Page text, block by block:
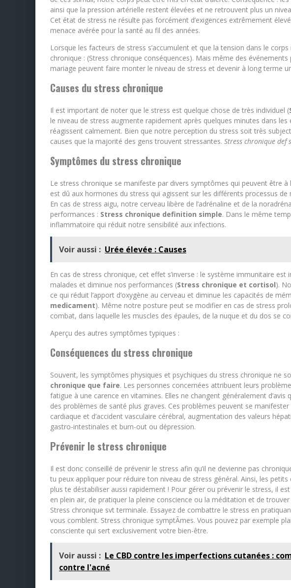
ainsi que la pression artérielle restent élevées et ne retrouvent plus un
Cet état de stress ne résulte pas forcément d’exigences extrêmement
menace avérée pour la santé au fil des années.
Lorsque les facteurs de stress s’accumulent et que la tension dans le
chronique : (Stress chronique conséquences). Mais même des événements
mariage peuvent faire monter le niveau de stress et devenir à long terme
Causes du stress chronique
Il est important de noter que le stress est quelque chose de très individuel (
le niveau de stress augmente rapidement après quelques minutes dans les
réagissent calmement. Bien que notre perception du stress soit très
causes que la majorité des gens trouvent stressantes. Stress chronique def
Symptômes du stress chronique
Le stress chronique se manifeste par divers symptômes qui peuvent être
est dû aux hormones du stress qui agissent sur les différents processus
En cas de stress aigu, notre cerveau libère de l’adrénaline et de la
performances : Stress chronique definition simple. Dans le même
inflammatoire qui réduit notre sensibilité aux infections.
Voir aussi : Urée élevée : Causes
En cas de stress chronique, cet effet s’inverse : le système immunitaire est
malades et diminue nos performances (Stress chronique et cortisol).
ce qui réduit l’apport d’oxygène au cerveau et diminue les capacités de
medicament). Même notre posture peut se modifier en cas de stress
combat, dans laquelle les muscles des épaules, de la nuque et du dos se
Aperçu des autres symptômes typiques :
Conséquences du stress chronique
Souvent, les symptômes physiques et psychiques du stress chronique ne
chronique que faire. Les personnes concernées attribuent leurs
fatigue à une carence en vitamines. Elles ne changent généralement
des problèmes de santé plus graves. Ces problèmes peuvent se
cardiaque et d’accident vasculaire cérébral, augmentation des valeurs
gastro-intestinales et burn-out ou dépression.
Prévenir le stress chronique
Il est donc conseillé de prévenir le stress afin qu’il ne devienne pas
tu peux appliquer pour réduire ton niveau de stress général. Ainsi, les
plus te déstabiliser aussi rapidement ! Pour gérer ou prévenir le stress, il
en plein air, de pratiquer la pleine conscience ou la méditation et de
Stress chronique svt terminale. Essayez de combattre le stress en
vous comblent. Stress chronique symptÃmes. Vous pouvez par exemple
consciente qui sert exclusivement votre bien-être.
Voir aussi : Le CBD contre les imperfections cutanées :
contre l'acné